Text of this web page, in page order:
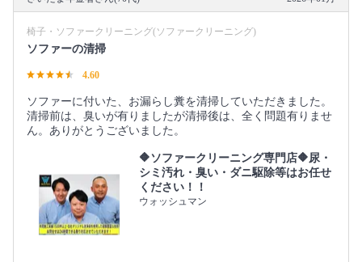
椅子・ソファークリーニング(ソファークリーニング)
ソファーの清掃
4.60
ソファーに付いた、お漏らし糞を清掃していただきました。
清掃前は、臭いが有りましたが清掃後は、全く問題有りませ
ん。ありがとうございました。
🔶ソファークリーニング専門店🔶尿・
シミ汚れ・臭い・ダニ駆除等はお任せ
ください！！
ウォッシュマン